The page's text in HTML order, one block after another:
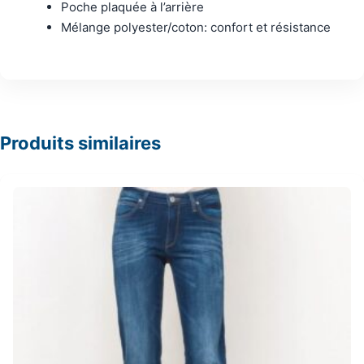
Poche plaquée à l’arrière
Mélange polyester/coton: confort et résistance
Produits similaires